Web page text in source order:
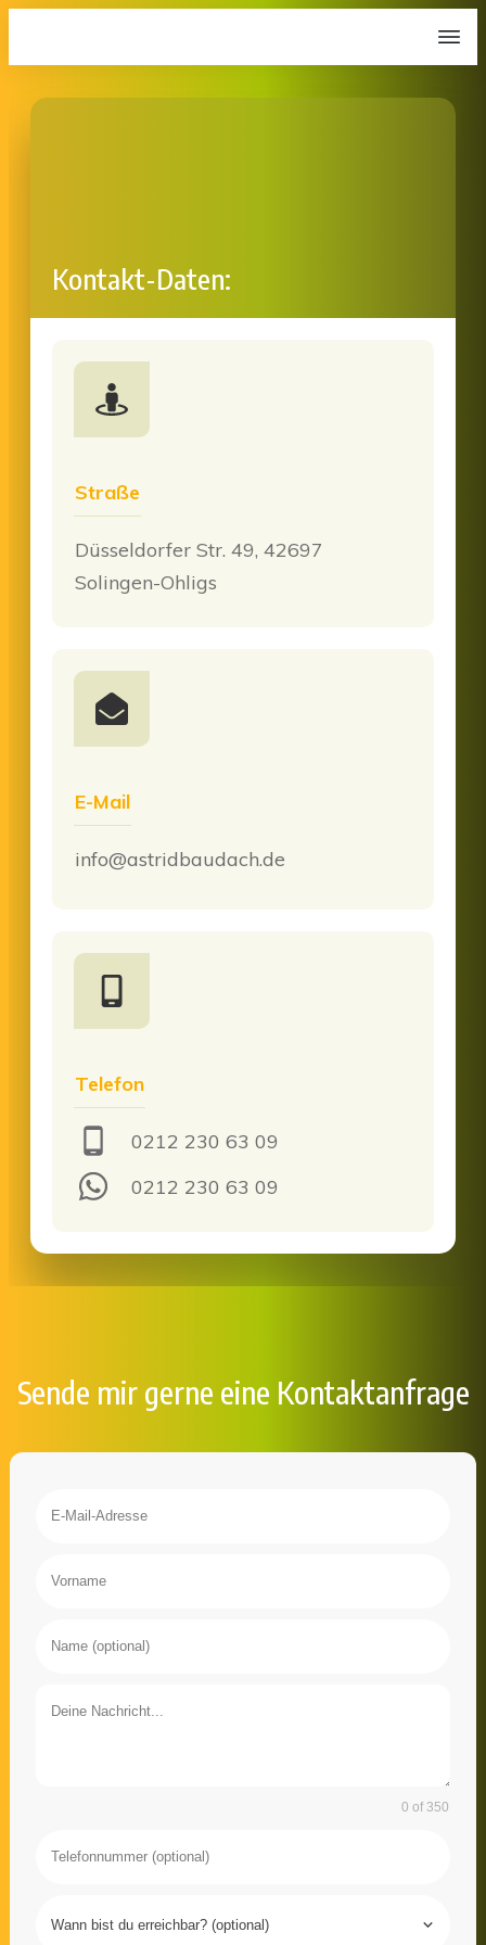
Kontakt-Daten:
Straße
Düsseldorfer Str. 49, 42697
Solingen-Ohligs
E-Mail
info@astridbaudach.de
Telefon
0212 230 63 09
0212 230 63 09
Sende mir gerne eine Kontaktanfrage
0 of 350
Wann bist du erreichbar? (optional)